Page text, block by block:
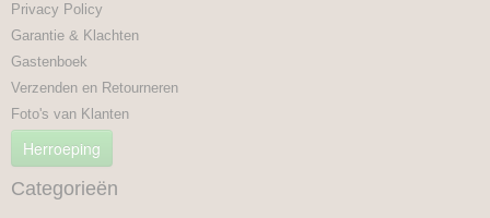
Privacy Policy
Garantie & Klachten
Gastenboek
Verzenden en Retourneren
Foto's van Klanten
Herroeping
Categorieën